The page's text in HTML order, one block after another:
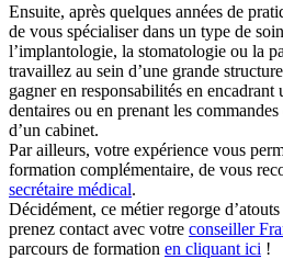
Ensuite, après quelques années de
de vous spécialiser dans un type de
l’implantologie, la stomatologie ou la
travaillez au sein d’une grande
gagner en responsabilités en encadrant
dentaires ou en prenant les
d’un cabinet.
Par ailleurs, votre expérience vous
formation complémentaire, de vous
secrétaire médical.
Décidément, ce métier regorge
prenez contact avec votre conseiller
parcours de formation en cliquant ici !